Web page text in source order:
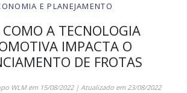
E PLANEJAMENTO
COMO A TECNOLOGIA
IMPACTA O
DE FROTAS
WLMem 15/08/2022| Atualizado em23/08/2022